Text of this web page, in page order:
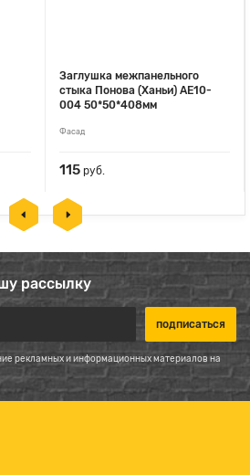
Заглушка межпанельного
стыка Понова (Ханьи) АЕ10-
004 50*50*408мм
Фасад
115 руб.
рассылку
рекламных и информационных материалов на